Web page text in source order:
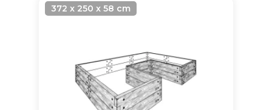
372 x 250 x 58 cm